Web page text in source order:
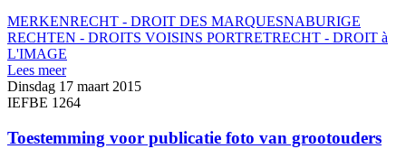
MERKENRECHT - DROIT DES MARQUESNABURIGE
RECHTEN - DROITS VOISINS PORTRETRECHT - DROIT à
L'IMAGE
Lees meer
Dinsdag 17 maart 2015
IEFBE 1264
Toestemming voor publicatie foto van grootouders